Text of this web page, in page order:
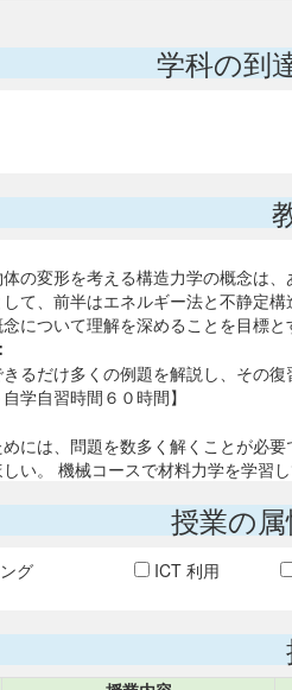
学科の到
の変形を考える構造力学の概念は
て、前半はエネルギー法と不静定
について理解を深めることを目標と
るだけ多くの例題を解説し、その
学自習時間６０時間】
には、問題を数多く解くことが必
い。 機械コースで材料力学を学習
授業の
グ ICT 利用